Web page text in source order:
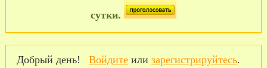
сутки.
Добрый день! Войдитеили зарегистрируйтесь.